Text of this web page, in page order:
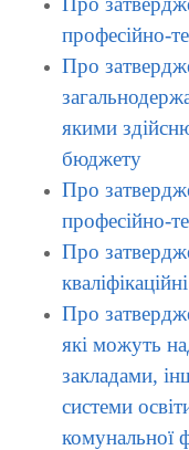
професійно-
Про
якими
бюджету
Про
професійно-
Про
Про
які можуть
закладами,
системи
комунальної